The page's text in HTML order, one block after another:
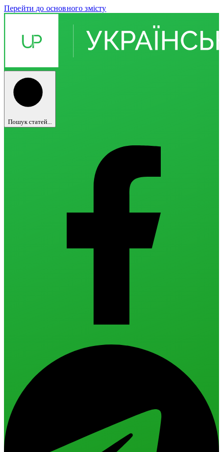
Перейти до основного змісту
Пошук статей...